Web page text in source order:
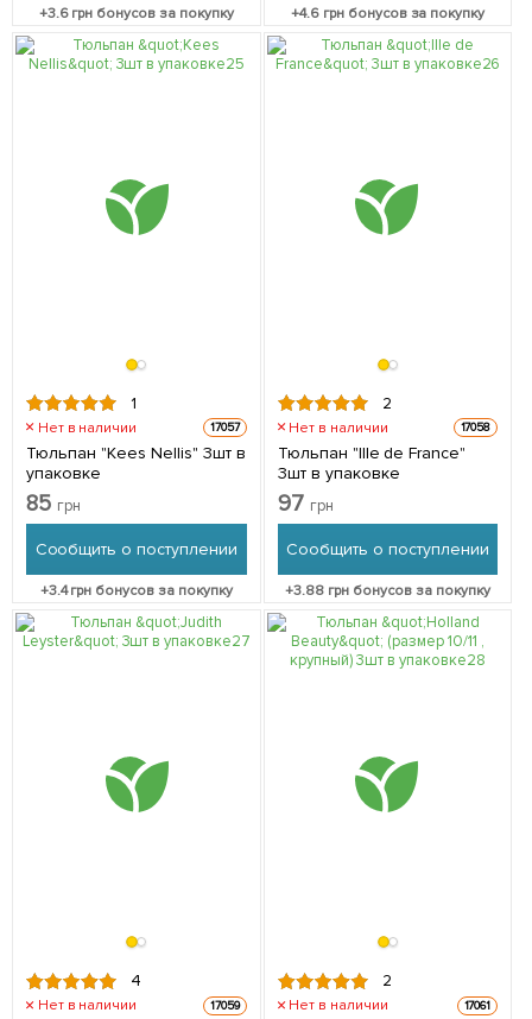
+3.6грн бонусов за покупку +4.6грн бонусов за покупку
1
Нет в наличии 17057
Тюльпан "Kees Nellis" 3шт в
упаковке
85 грн
Сообщить о поступлении
+3.4грн бонусов за покупку
2
Нет в наличии 17058
Тюльпан "IIle de France"
3шт в упаковке
97 грн
Сообщить о поступлении
+3.88 грн бонусов за покупку
4
Нет в наличии 17059
2
Нет в наличии 17061